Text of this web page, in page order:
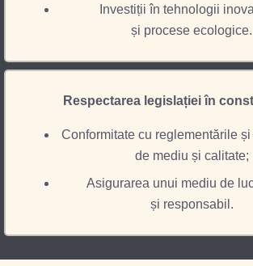
Investiții în tehnologii
și procese ecologice.
Respectarea legislației în
Conformitate cu reglementările
de mediu și calitate;
Asigurarea unui mediu de
și responsabil.